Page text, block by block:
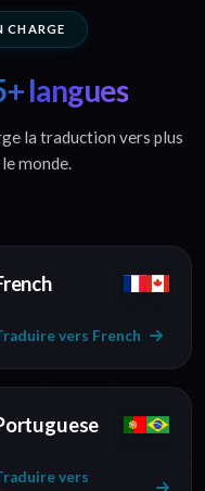
CHARGE
langues
la traduction vers plus
monde.
vers French
vers